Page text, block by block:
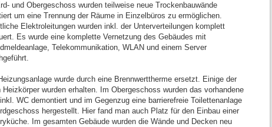
und Obergeschoss wurden teilweise neue Trockenbauwände
um eine Trennung der Räume in Einzelbüros zu ermöglichen.
Elektroleitungen wurden inkl. der Unterverteilungen komplett
Es wurde eine komplette Vernetzung des Gebäudes mit
Telekommunikation, WLAN und einem Server
wurde durch eine Brennwerttherme ersetzt. Einige der
Heizkörper wurden erhalten. Im Obergeschoss wurden das vorhandene
WC demontiert und im Gegenzug eine barrierefreie Toilettenanlage
hergestellt. Hier fand man auch Platz für den Einbau einer
Im gesamten Gebäude wurden die Wände und Decken neu